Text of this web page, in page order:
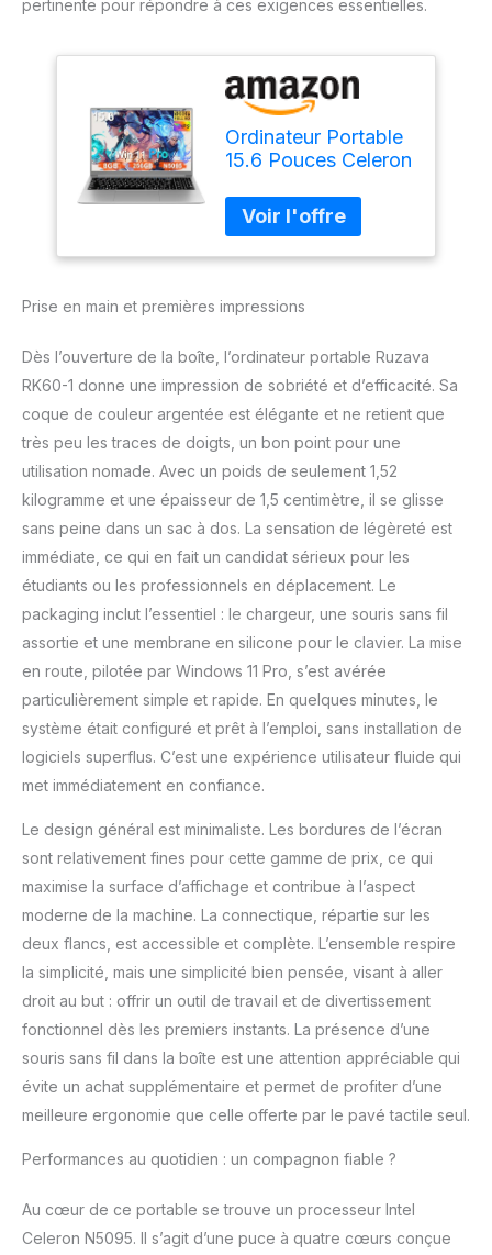
pertinente pour répondre à ces exigences essentielles.
Ordinateur Portable
15.6 Pouces Celeron
8Go RAM 256Go
SSD Extension1To
5G WiFi 1920x1080
avec Souris sans Fil
qwerty Clavier avec
du Clavier-Argenté
Prise en main et premières impressions
Dès l’ouverture de la boîte, l’ordinateur portable Ruzava
RK60-1 donne une impression de sobriété et d’efficacité. Sa
coque de couleur argentée est élégante et ne retient que
très peu les traces de doigts, un bon point pour une
utilisation nomade. Avec un poids de seulement 1,52
kilogramme et une épaisseur de 1,5 centimètre, il se glisse
sans peine dans un sac à dos. La sensation de légèreté est
immédiate, ce qui en fait un candidat sérieux pour les
étudiants ou les professionnels en déplacement. Le
packaging inclut l’essentiel : le chargeur, une souris sans fil
assortie et une membrane en silicone pour le clavier. La mise
en route, pilotée par Windows 11 Pro, s’est avérée
particulièrement simple et rapide. En quelques minutes, le
système était configuré et prêt à l’emploi, sans installation de
logiciels superflus. C’est une expérience utilisateur fluide qui
met immédiatement en confiance.
Le design général est minimaliste. Les bordures de l’écran
sont relativement fines pour cette gamme de prix, ce qui
maximise la surface d’affichage et contribue à l’aspect
moderne de la machine. La connectique, répartie sur les
deux flancs, est accessible et complète. L’ensemble respire
la simplicité, mais une simplicité bien pensée, visant à aller
droit au but : offrir un outil de travail et de divertissement
fonctionnel dès les premiers instants. La présence d’une
souris sans fil dans la boîte est une attention appréciable qui
évite un achat supplémentaire et permet de profiter d’une
meilleure ergonomie que celle offerte par le pavé tactile seul.
Performances au quotidien : un compagnon fiable ?
Au cœur de ce portable se trouve un processeur Intel
Celeron N5095. Il s’agit d’une puce à quatre cœurs conçue